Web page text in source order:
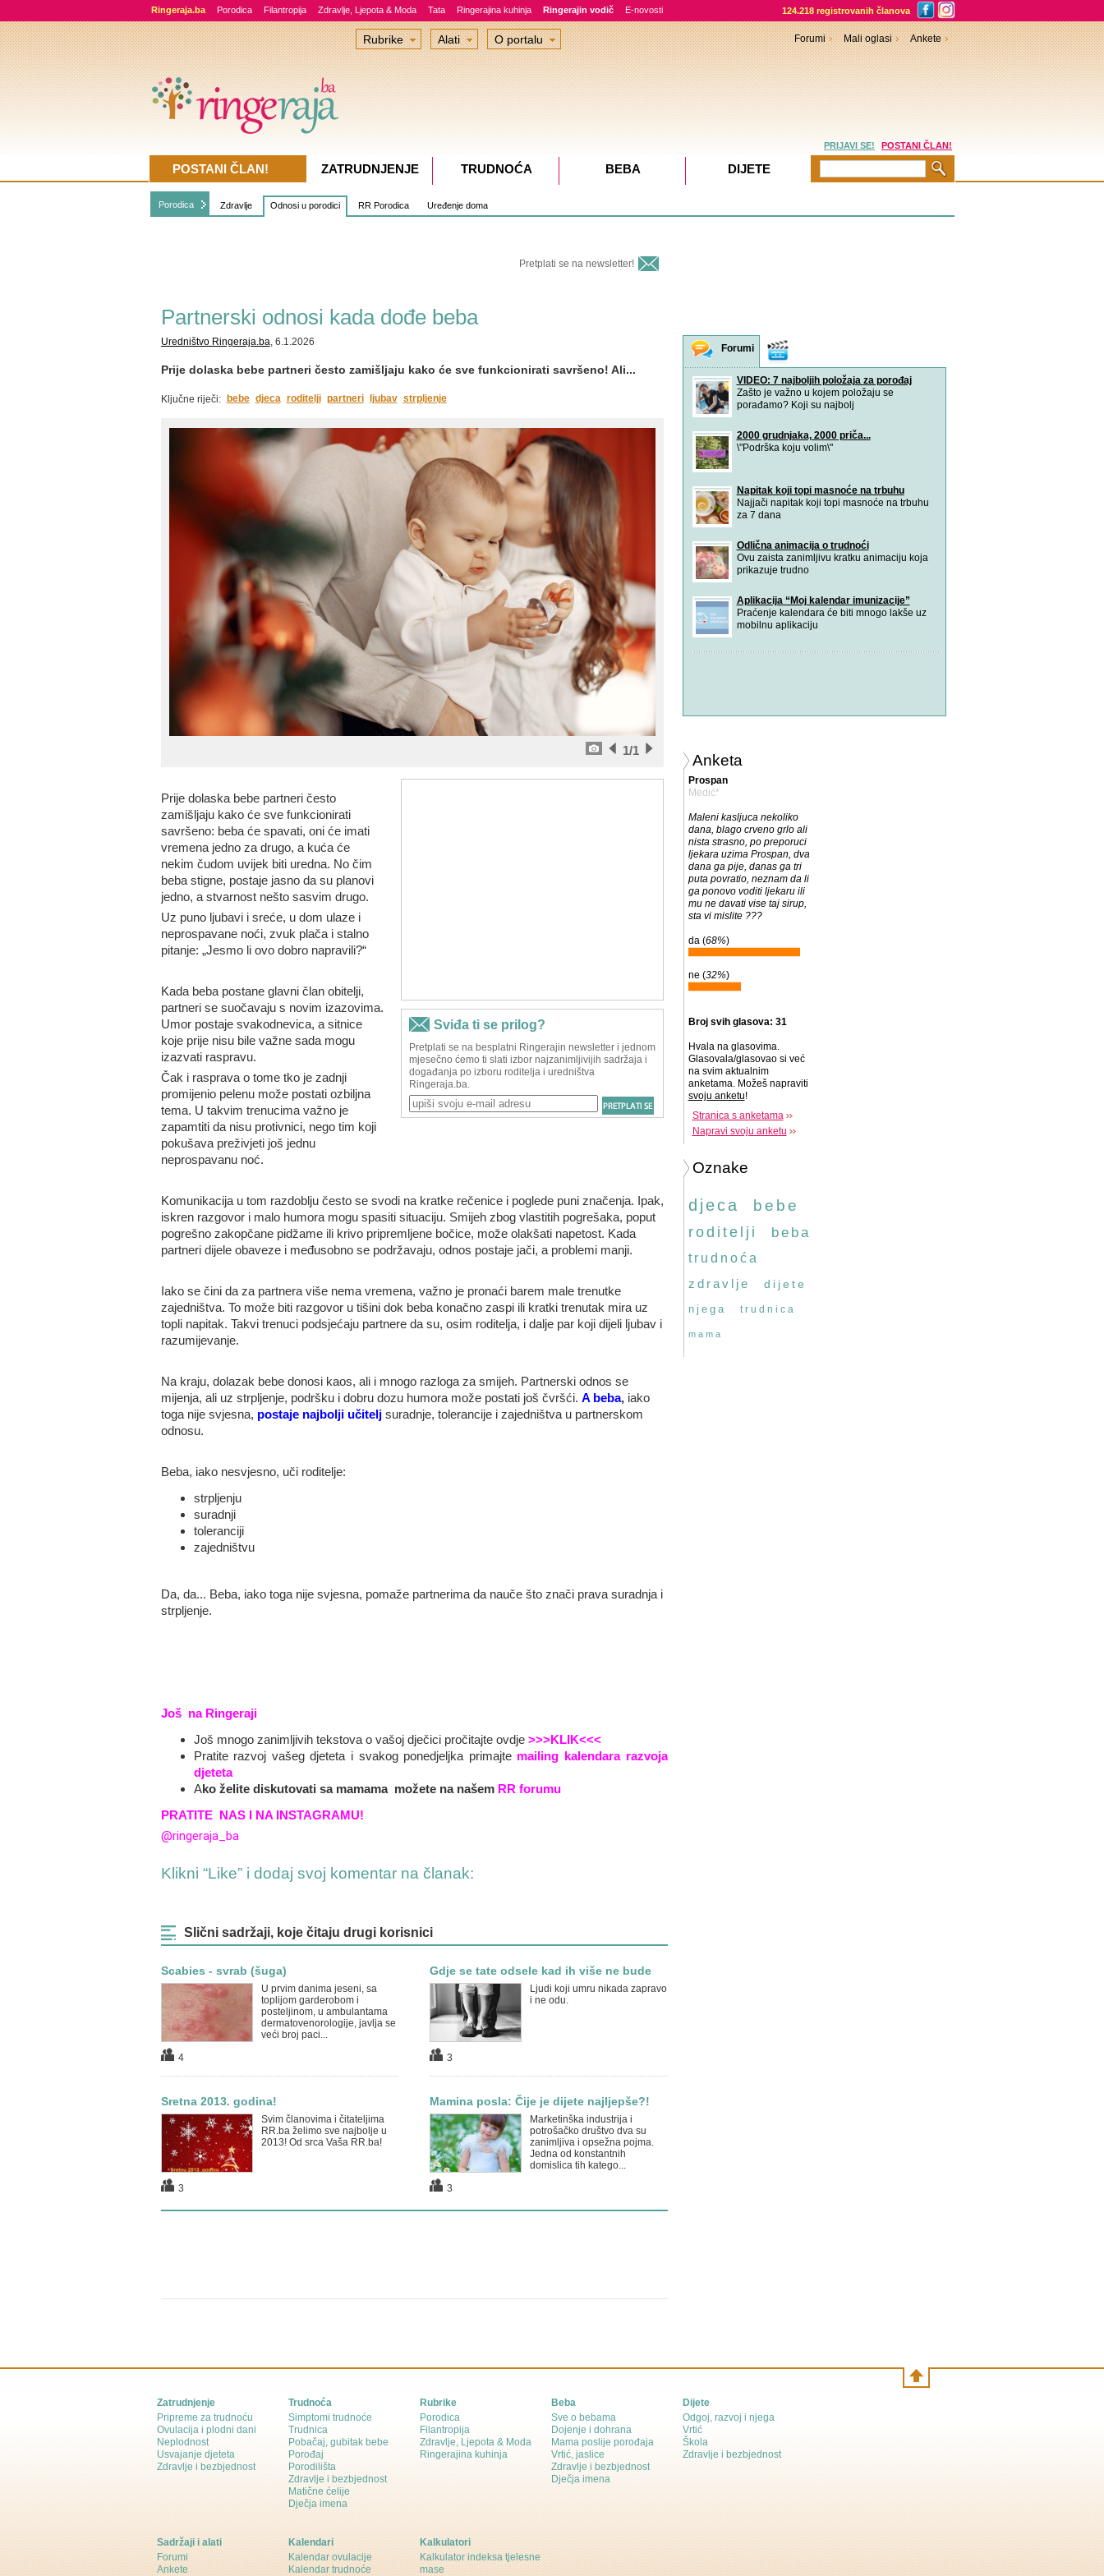
Ringeraja.ba Porodica Filantropija Zdravlje, Ljepota & Moda Tata Ringerajina kuhinja Ringerajin vodič E-novosti 124.218 registrovanih članova
Porodica Zdravlje Odnosi u porodici RR Porodica Uređenje doma
Pretplati se na newsletter!
Partnerski odnosi kada dođe beba
Uredništvo Ringeraja.ba, 6.1.2026
Prije dolaska bebe partneri često zamišljaju kako će sve funkcionirati savršeno! Ali...
Ključne riječi: bebe djeca roditelji partneri ljubav strpljenje
/1
1
Prije dolaska bebe partneri često
zamišljaju kako će sve funkcionirati
savršeno: beba će spavati, oni će imati
vremena jedno za drugo, a kuća će
nekim čudom uvijek biti uredna. No čim
beba stigne, postaje jasno da su planovi
jedno, a stvarnost nešto sasvim drugo.
Uz puno ljubavi i sreće, u dom ulaze i
neprospavane noći, zvuk plača i stalno
pitanje: „Jesmo li ovo dobro napravili?“
Kada beba postane glavni član obitelji,
partneri se suočavaju s novim izazovima.
Umor postaje svakodnevica, a sitnice
koje prije nisu bile važne sada mogu
izazvati raspravu.
Čak i rasprava o tome tko je zadnji
promijenio pelenu može postati ozbiljna
tema. U takvim trenucima važno je
zapamtiti da nisu protivnici, nego tim koji
pokušava preživjeti još jednu
neprospavanu noć.
Komunikacija u tom razdoblju često se svodi na kratke rečenice i poglede puni značenja. Ipak,
iskren razgovor i malo humora mogu spasiti situaciju. Smijeh zbog vlastitih pogrešaka, poput
pogrešno zakopčane pidžame ili krivo pripremljene bočice, može olakšati napetost. Kada
partneri dijele obaveze i međusobno se podržavaju, odnos postaje jači, a problemi manji.
Iako se čini da za partnera više nema vremena, važno je pronaći barem male trenutke
zajedništva. To može biti razgovor u tišini dok beba konačno zaspi ili kratki trenutak mira uz
topli napitak. Takvi trenuci podsjećaju partnere da su, osim roditelja, i dalje par koji dijeli ljubav i
razumijevanje.
Na kraju, dolazak bebe donosi kaos, ali i mnogo razloga za smijeh. Partnerski odnos se
mijenja, ali uz strpljenje, podršku i dobru dozu humora može postati još čvršći. A beba,iako
toga nije svjesna, postaje najbolji učiteljsuradnje, tolerancije i zajedništva u partnerskom
odnosu.
Beba, iako nesvjesno, uči roditelje:
strpljenju
suradnji
toleranciji
zajedništvu
Da, da... Beba, iako toga nije svjesna, pomaže partnerima da nauče što znači prava suradnja i
strpljenje.
Još na Ringeraji
Još mnogo zanimljivih tekstova o vašoj dječici pročitajte ovdje >>>KLIK<<<
Pratite razvoj vašeg djeteta i svakog ponedjeljka primajte mailing kalendara razvoja
djeteta
Ako želite diskutovati sa mamama možete na našem RR forumu
PRATITE NAS I NA INSTAGRAMU!
@ringeraja_ba
Klikni “Like” i dodaj svoj komentar na članak:
Slični sadržaji, koje čitaju drugi korisnici
Scabies - svrab (šuga)
U prvim danima jeseni, sa
toplijom garderobom i
posteljinom, u ambulantama
dermatovenorologije, javlja se
veći broj paci...
4
Gdje se tate odsele kad ih više ne bude
Ljudi koji umru nikada zapravo
i ne odu.
3
Sretna 2013. godina!
Svim članovima i čitateljima
RR.ba želimo sve najbolje u
2013! Od srca Vaša RR.ba!
3
Mamina posla: Čije je dijete najljepše?!
Marketinška industrija i
potrošačko društvo dva su
zanimljiva i opsežna pojma.
Jedna od konstantnih
domislica tih katego...
3
Forumi
VIDEO: 7 najboljih položaja za porođaj
Zašto je važno u kojem položaju se
porađamo? Koji su najbolj
2000 grudnjaka, 2000 priča...
\"Podrška koju volim\"
Napitak koji topi masnoće na trbuhu
Najjači napitak koji topi masnoće na trbuhu
za 7 dana
Odlična animacija o trudnoći
Ovu zaista zanimljivu kratku animaciju koja
prikazuje trudno
Aplikacija “Moj kalendar imunizacije”
Praćenje kalendara će biti mnogo lakše uz
mobilnu aplikaciju
Anketa
Prospan
Medić*
Maleni kasljuca nekoliko
dana, blago crveno grlo ali
nista strasno, po preporuci
ljekara uzima Prospan, dva
dana ga pije, danas ga tri
puta povratio, neznam da li
ga ponovo voditi ljekaru ili
mu ne davati vise taj sirup,
sta vi mislite ???
da (68%)
ne (32%)
Broj svih glasova: 31
Hvala na glasovima.
Glasovala/glasovao si već
na svim aktualnim
anketama. Možeš napraviti
svoju anketu!
Stranica s anketama
Napravi svoju anketu
Oznake
djeca bebe
roditelji beba
trudnoća
zdravlje
dijete
njega trudnica
mama
Rubrike Alati O portalu Forumi Mali oglasi Ankete
PRIJAVI SE! POSTANI ČLAN!
POSTANI ČLAN! ZATRUDNJENJE TRUDNOĆA BEBA DIJETE
Zatrudnjenje
Pripreme za trudnoću
Ovulacija i plodni dani
Neplodnost
Usvajanje djeteta
Zdravlje i bezbjednost
Trudnoća
Simptomi trudnoće
Trudnica
Pobačaj, gubitak bebe
Porođaj
Porodilišta
Zdravlje i bezbjednost
Matične ćelije
Dječja imena
Rubrike
Porodica
Filantropija
Zdravlje, Ljepota & Moda
Ringerajina kuhinja
Beba
Sve o bebama
Dojenje i dohrana
Mama poslije porođaja
Vrtić, jaslice
Zdravlje i bezbjednost
Dječja imena
Dijete
Odgoj, razvoj i njega
Vrtić
Škola
Zdravlje i bezbjednost
Sadržaji i alati
Forumi
Ankete
Kalendari
Kalendar ovulacije
Kalendar trudnoće
Kalkulatori
Kalkulator indeksa tjelesne
mase